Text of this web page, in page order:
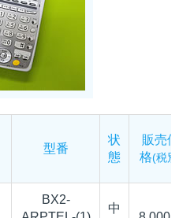
型番
状
態
販売価
格(税
BX2-
中